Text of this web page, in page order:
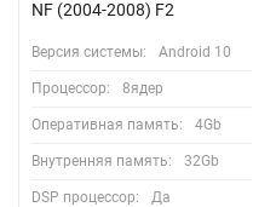
NF (2004-2008) F2
Версия системы: Android 10
Процессор: 8ядер
Оперативная память: 4Gb
Внутренняя память: 32Gb
DSP процессор: Да